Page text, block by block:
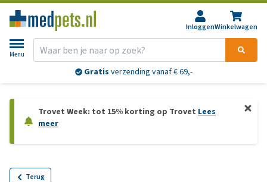
InloggenWinkelwagen
Menu
Gratis verzending vanaf € 69,-
Trovet Week: tot 15% korting op Trovet Lees
meer
Terug